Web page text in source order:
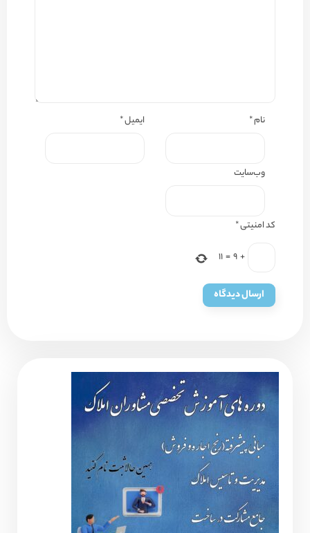
نام* ایمیل*
وب‌سایت
کد امنیتی*
+
9
=
11